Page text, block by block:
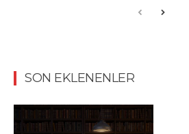
SON EKLENENLER